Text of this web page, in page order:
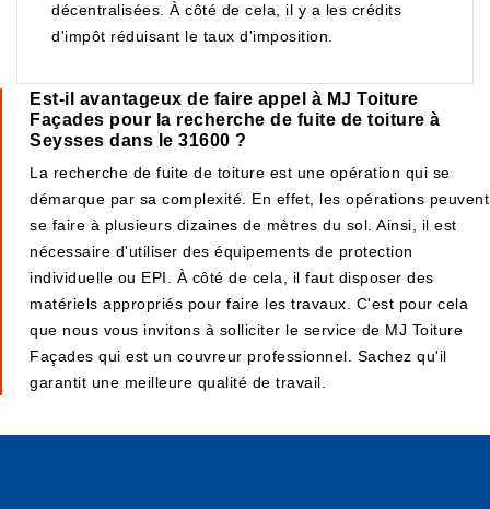
décentralisées. À côté de cela, il y a les crédits
d'impôt réduisant le taux d'imposition.
Est-il avantageux de faire appel à MJ Toiture
Façades pour la recherche de fuite de toiture à
Seysses dans le 31600 ?
La recherche de fuite de toiture est une opération qui se
démarque par sa complexité. En effet, les opérations peuvent
se faire à plusieurs dizaines de mètres du sol. Ainsi, il est
nécessaire d'utiliser des équipements de protection
individuelle ou EPI. À côté de cela, il faut disposer des
matériels appropriés pour faire les travaux. C'est pour cela
que nous vous invitons à solliciter le service de MJ Toiture
Façades qui est un couvreur professionnel. Sachez qu'il
garantit une meilleure qualité de travail.